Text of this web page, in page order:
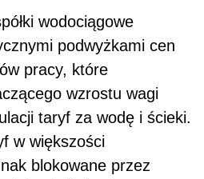
wodociągowe
podwyżkami cen
pracy, które
wzrostu wagi
taryf za wodę i ścieki.
w większości
blokowane przez